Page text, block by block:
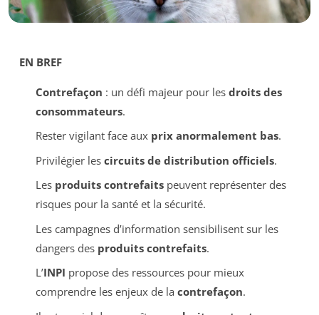
EN BREF
Contrefaçon : un défi majeur pour les droits des
consommateurs.
Rester vigilant face aux prix anormalement bas.
Privilégier les circuits de distribution officiels.
Les produits contrefaitspeuvent représenter des
risques pour la santé et la sécurité.
Les campagnes d’information sensibilisent sur les
dangers des produits contrefaits.
L’INPI propose des ressources pour mieux
comprendre les enjeux de la contrefaçon.